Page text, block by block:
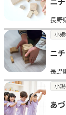
長野
小規
ニ
長野
小規
あ